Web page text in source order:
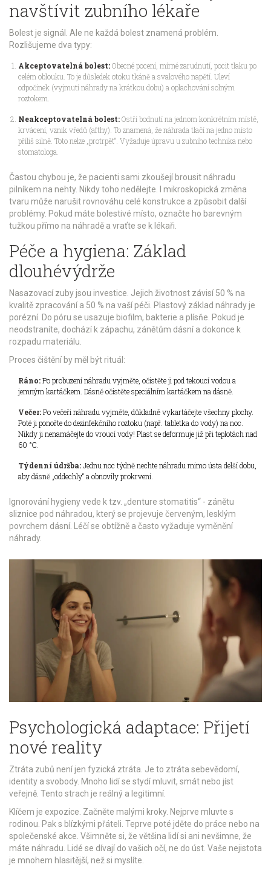
navštívit zubního lékaře
Bolest je signál. Ale ne každá bolest znamená problém.
Rozlišujeme dva typy:
Akceptovatelná bolest:Obecné pocení, mírné zarudnutí, pocit tlaku po
celém oblouku. To je důsledek otoku tkáně a svalového napětí. Uleví
odpočinek (vyjmutí náhrady na krátkou dobu) a oplachování solným
roztokem.
Neakceptovatelná bolest:Ostří bodnutí na jednom konkrétním místě,
krvácení, vznik vředů (afthy). To znamená, že náhrada tlačí na jedno místo
příliš silně. Toto nelze „protrpět“. Vyžaduje úpravu u zubního technika nebo
stomatologa.
Častou chybou je, že pacienti sami zkoušejí brousit náhradu
pilníkem na nehty. Nikdy toho nedělejte. I mikroskopická změna
tvaru může narušit rovnováhu celé konstrukce a způsobit další
problémy. Pokud máte bolestivé místo, označte ho barevným
tužkou přímo na náhradě a vraťte se k lékaři.
Péče a hygiena: Základ
dlouhévýdrže
Nasazovací zubyjsou investice. Jejich životnost závisí 50 % na
kvalitě zpracování a 50 % na vaší péči. Plastový základ náhrady je
porézní. Do póru se usazuje biofilm, bakterie a plísňe. Pokud je
neodstraníte, dochází k zápachu, zánětům dásní a dokonce k
rozpadu materiálu.
Proces čištění by měl být rituál:
Ráno:Po probuzení náhradu vyjměte, očistěte ji pod tekoucí vodou a
jemným kartáčkem. Dásně očistěte speciálním kartáčkem na dásně.
Večer:Po večeři náhradu vyjměte, důkladně vykartáčejte všechny plochy.
Poté ji ponořte do dezinfekčního roztoku (např. tabletka do vody) na noc.
Nikdy ji nenamáčejte do vroucí vody! Plast se deformuje již při teplotách nad
60 °C.
Týdenní údržba:Jednu noc týdně nechte náhradu mimo ústa delší dobu,
aby dásně „oddechly“ a obnovily prokrvení.
Ignorování hygieny vede k tzv. „denture stomatitis“ - zánětu
sliznice pod náhradou, který se projevuje červeným, lesklým
povrchem dásní. Léčí se obtížně a často vyžaduje vyměnění
náhrady.
Psychologická adaptace: Přijetí
nové reality
Ztráta zubů není jen fyzická ztráta. Je to ztráta sebevědomí,
identity a svobody. Mnoho lidí se stydí mluvit, smát nebo jíst
veřejně. Tento strach je reálný a legitimní.
Klíčem je expozice. Začněte malými kroky. Nejprve mluvte s
rodinou. Pak s blízkými přáteli. Teprve poté jděte do práce nebo na
společenské akce. Všimněte si, že většina lidí si ani nevšimne, že
máte náhradu. Lidé se dívají do vašich očí, ne do úst. Vaše nejistota
je mnohem hlasitější, než si myslíte.